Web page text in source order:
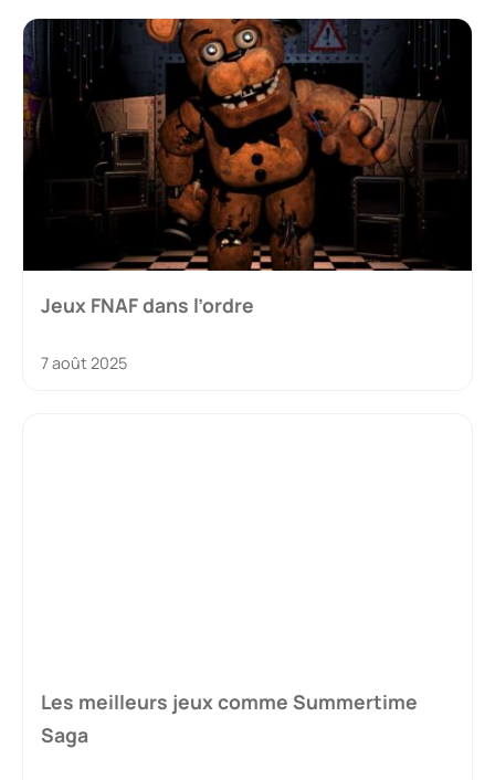
Jeux FNAF dans l’ordre
7 août 2025
Les meilleurs jeux comme Summertime
Saga